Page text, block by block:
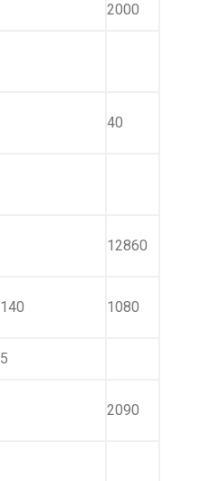
2000
40
12860
140 1080
5
2090